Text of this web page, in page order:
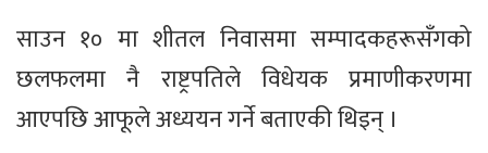
साउन १० मा शीतल निवासमा सम्पादकहरूसँगको
छलफलमा नै राष्ट्रपतिले विधेयक प्रमाणीकरणमा
आएपछि आफूले अध्ययन गर्ने बताएकी थिइन् ।